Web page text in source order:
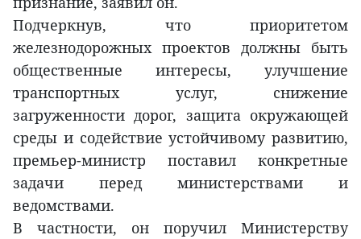
Подчеркнув, что приоритетом
железнодорожных проектов должны быть
общественные интересы, улучшение
транспортных услуг, снижение
загруженности дорог, защита окружающей
среды и содействие устойчивому развитию,
премьер-министр поставил конкретные
задачи перед министерствами и
ведомствами.
В частности, он поручил Министерству